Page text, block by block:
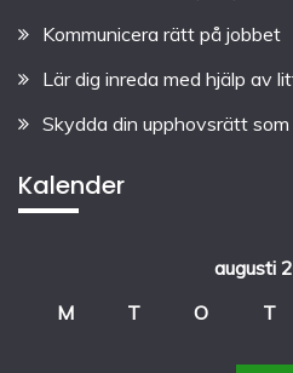
Kommunicera rätt på jobbet
Lär dig inreda med hjälp av
Skydda din upphovsrätt
Kalender
augusti
M
T O T